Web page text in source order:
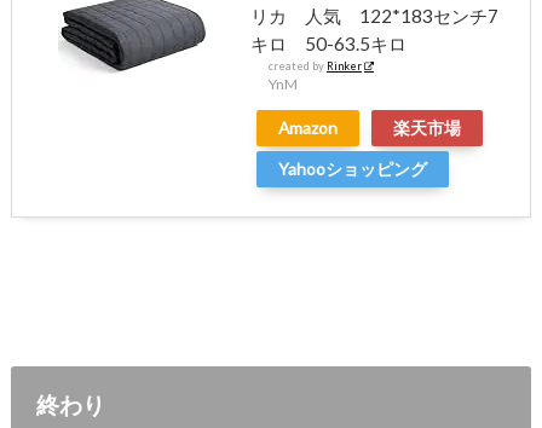
リカ 人気 122*183センチ7
キロ 50-63.5キロ
created by Rinker
YnM
Amazon
楽天市場
Yahooショッピング
終わり